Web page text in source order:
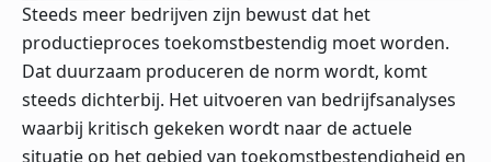
Steeds meer bedrijven zijn bewust dat het
productieproces toekomstbestendig moet worden.
Dat duurzaam produceren de norm wordt, komt
steeds dichterbij. Het uitvoeren van bedrijfsanalyses
waarbij kritisch gekeken wordt naar de actuele
situatie op het gebied van toekomstbestendigheid en